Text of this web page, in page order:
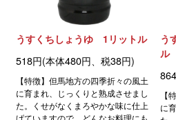
うすくちしょうゆ 1リットル
518円(本体480円、税38円)
【特徴】但馬地方の四季折々の風土
に育まれ、じっくりと熟成させまし
た。くせがなくまろやかな味に仕上
う
ル
【
に